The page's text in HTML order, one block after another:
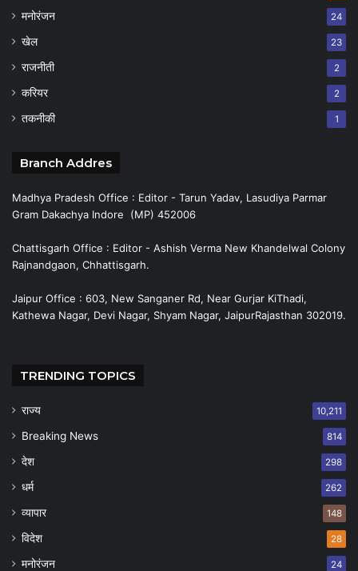
मनोरंजन 24
खेल 23
राजनीती 2
करियर 2
तकनीकी 1
Branch Addres
Madhya Pradesh Office : Editor - Tarun Yadav, Lasudiya Parmar
Gram Dakachya Indore (MP) 452006
Chattisgarh Office : Editor - Ashish Verma New Khandelwal Colony
Rajnandgaon, Chhattisgarh.
Jaipur Office : 603, New Sanganer Rd, Near Gurjar KiThadi,
Kathewa Nagar, Devi Nagar, Shyam Nagar, JaipurRajasthan 302019.
TRENDING TOPICS
राज्य 10,211
Breaking News 814
देश 298
धर्म 262
व्यापार 148
विदेश 28
मनोरंजन 24